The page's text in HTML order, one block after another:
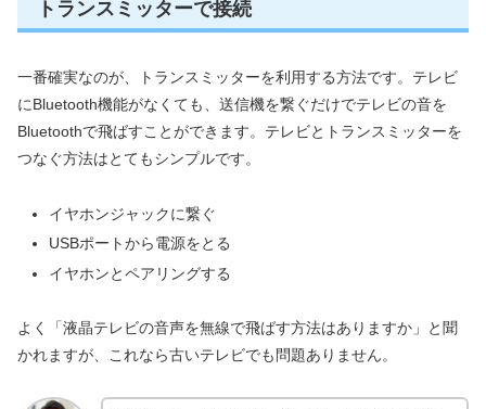
トランスミッターで接続
一番確実なのが、トランスミッターを利用する方法です。テレビ
にBluetooth機能がなくても、送信機を繋ぐだけでテレビの音を
Bluetoothで飛ばすことができます。テレビとトランスミッターを
つなぐ方法はとてもシンプルです。
イヤホンジャックに繋ぐ
USBポートから電源をとる
イヤホンとペアリングする
よく「液晶テレビの音声を無線で飛ばす方法はありますか」と聞
かれますが、これなら古いテレビでも問題ありません。